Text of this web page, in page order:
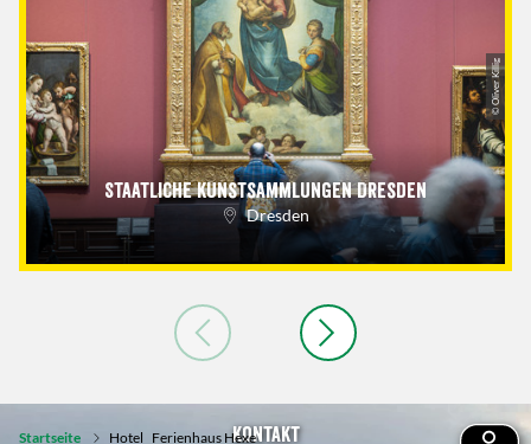
Staatliche Kunstsammlungen Dresden
Dresden
© Oliver Killig
Startseite Hotel Ferienhaus HexeKontakt